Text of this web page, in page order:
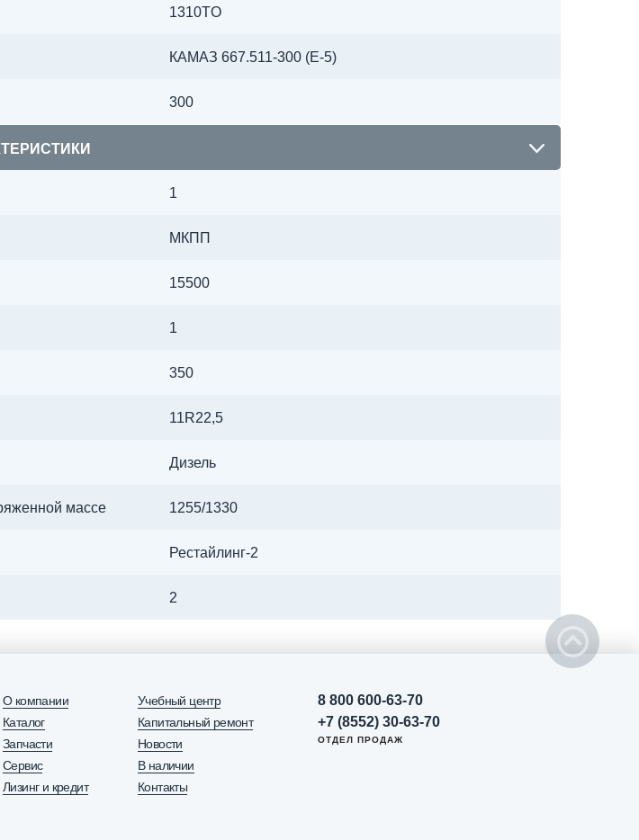
1310TO
КАМАЗ 667.511-300 (Е-5)
300
1
МКПП
15500
1
350
11R22,5
Дизель
массе 1255/1330
Рестайлинг-2
2
О компании
Каталог
Запчасти
Сервис
Лизинг и кредит
Учебный центр
Капитальный ремонт
Новости
В наличии
Контакты
8 800 600-63-70
+7 (8552) 30-63-70
ОТДЕЛ ПРОДАЖ